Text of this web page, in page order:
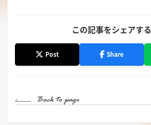
この記事をシェアする
Post Share